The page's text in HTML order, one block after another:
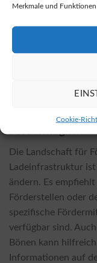
Merkmale und
Cookie-
Anforderungen an
Preisgestaltung. Im
Die Landschaft für
Ladeinfrastruktur
ändern. Es
Förderstellen oder
spezifische
verfügbar sind.
Bönen kann
Informationen auf